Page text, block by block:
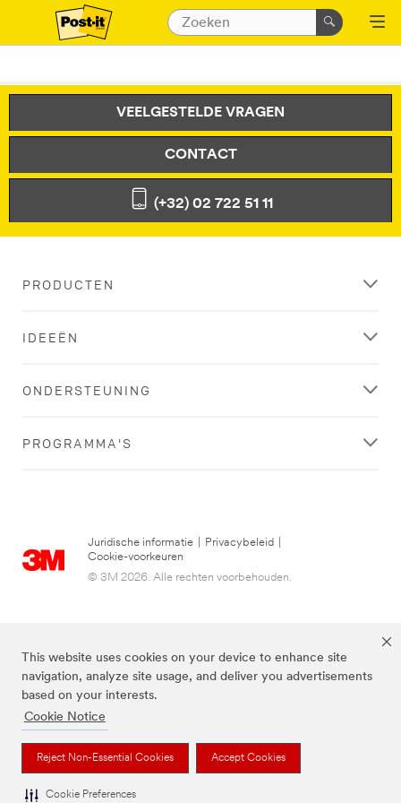
This website uses cookies on your device to enhance site
navigation, analyze site usage, and deliver you advertisements
based on your interests.
Cookie Notice
Reject Non-Essential Cookies Accept Cookies
Cookie Preferences
VEELGESTELDE VRAGEN
CONTACT
(+32) 02 722 51 11
PRODUCTEN
IDEEËN
ONDERSTEUNING
PROGRAMMA'S
Juridische informatie Privacybeleid
Cookie-voorkeuren
© 3M 2026. Alle rechten voorbehouden.
3M, Post-it® en de kleur Canary Yellow™ zijn handelsmerken van 3M.